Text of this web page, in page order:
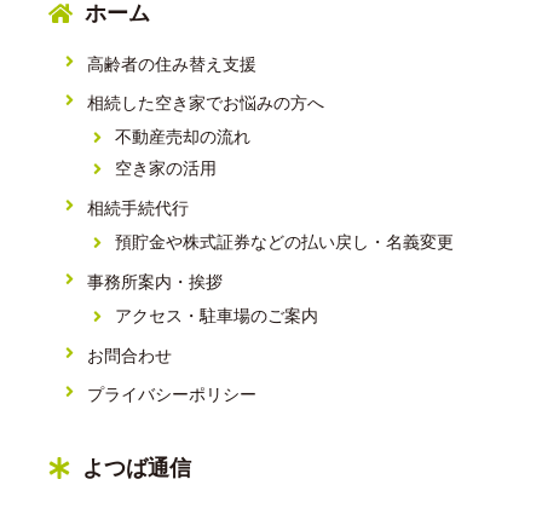
ホーム
高齢者の住み替え支援
相続した空き家でお悩みの方へ
不動産売却の流れ
空き家の活用
相続手続代行
預貯金や株式証券などの払い戻し・名義変更
事務所案内・挨拶
アクセス・駐車場のご案内
お問合わせ
プライバシーポリシー
よつば通信